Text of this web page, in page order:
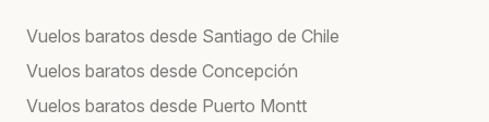
Vuelos baratos desde Santiago de Chile
Vuelos baratos desde Concepción
Vuelos baratos desde Puerto Montt